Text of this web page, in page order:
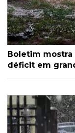
Boletim
déficit em